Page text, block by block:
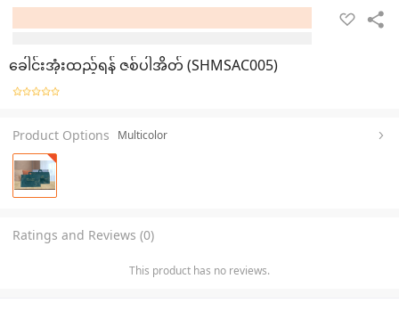
ခေါင်းအုံးထည့်ရန် ဇစ်ပါအိတ် (SHMSAC005)
Product Options Multicolor
Ratings and Reviews (0)
This product has no reviews.